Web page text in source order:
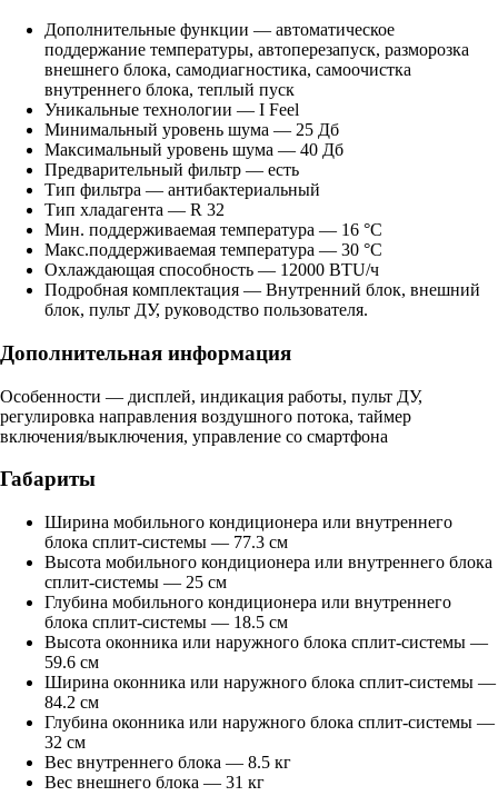
Дополнительные функции — автоматическое
поддержание температуры, автоперезапуск, разморозка
внешнего блока, самодиагностика, самоочистка
внутреннего блока, теплый пуск
Уникальные технологии — I Feel
Минимальный уровень шума — 25 Дб
Максимальный уровень шума — 40 Дб
Предварительный фильтр — есть
Тип фильтра — антибактериальный
Тип хладагента — R 32
Мин. поддерживаемая температура — 16 °C
Макс.поддерживаемая температура — 30 °C
Охлаждающая способность — 12000 BTU/ч
Подробная комплектация — Внутренний блок, внешний
блок, пульт ДУ, руководство пользователя.
Дополнительная информация
Особенности — дисплей, индикация работы, пульт ДУ,
регулировка направления воздушного потока, таймер
включения/выключения, управление со смартфона
Габариты
Ширина мобильного кондиционера или внутреннего
блока сплит-системы — 77.3 см
Высота мобильного кондиционера или внутреннего блока
сплит-системы — 25 см
Глубина мобильного кондиционера или внутреннего
блока сплит-системы — 18.5 см
Высота оконника или наружного блока сплит-системы —
59.6 см
Ширина оконника или наружного блока сплит-системы —
84.2 см
Глубина оконника или наружного блока сплит-системы —
32 см
Вес внутреннего блока — 8.5 кг
Вес внешнего блока — 31 кг